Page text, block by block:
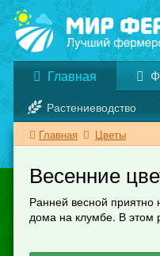
Главная
Растениеводство
Главная Цветы
Весенние
Ранней весной приятно
дома на клумбе. В этом